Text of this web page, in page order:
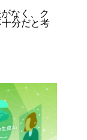
なく、ク
分だと考